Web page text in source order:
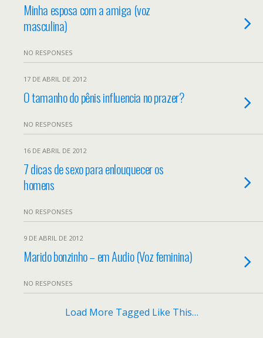
Minha esposa com a amiga (voz
masculina)
NO RESPONSES
17 DE ABRIL DE 2012
O tamanho do pênis influencia no prazer?
NO RESPONSES
16 DE ABRIL DE 2012
7 dicas de sexo para enlouquecer os
homens
NO RESPONSES
9 DE ABRIL DE 2012
Marido bonzinho – em Audio (Voz feminina)
NO RESPONSES
Load More Tagged Like This…